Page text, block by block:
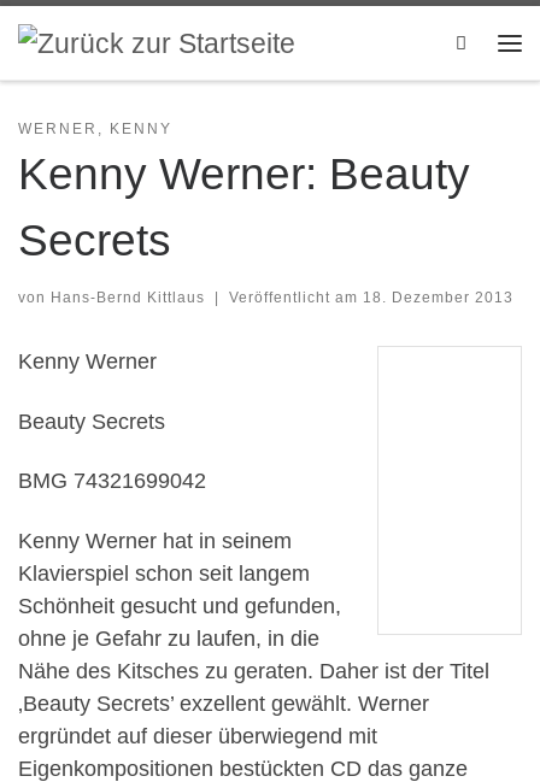
Zum Inhalt springen
Search
WERNER, KENNY
Kenny Werner: Beauty
Secrets
von Hans-Bernd Kittlaus Veröffentlicht am 18. Dezember 2013
Kenny Werner
Beauty Secrets
BMG 74321699042
Kenny Werner hat in seinem
Klavierspiel schon seit langem
Schönheit gesucht und gefunden,
ohne je Gefahr zu laufen, in die
Nähe des Kitsches zu geraten. Daher ist der Titel
‚Beauty Secrets’ exzellent gewählt. Werner
ergründet auf dieser überwiegend mit
Eigenkompositionen bestückten CD das ganze